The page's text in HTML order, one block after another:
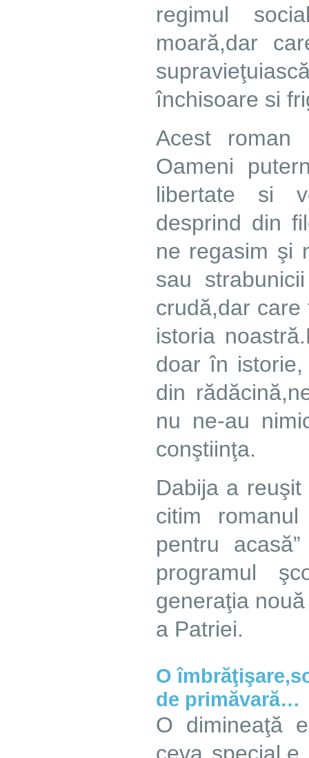
regimul
moară,dar
închisoare si
Acest roman
Oameni
libertate si
desprind din
ne regasim şi
sau
crudă,dar
istoria
doar în
din
nu ne-au
conştiinţa.
Dabija a
citim
pentru
programul
generaţia
a Patriei.
O
de primăvară…
O dimineaţă